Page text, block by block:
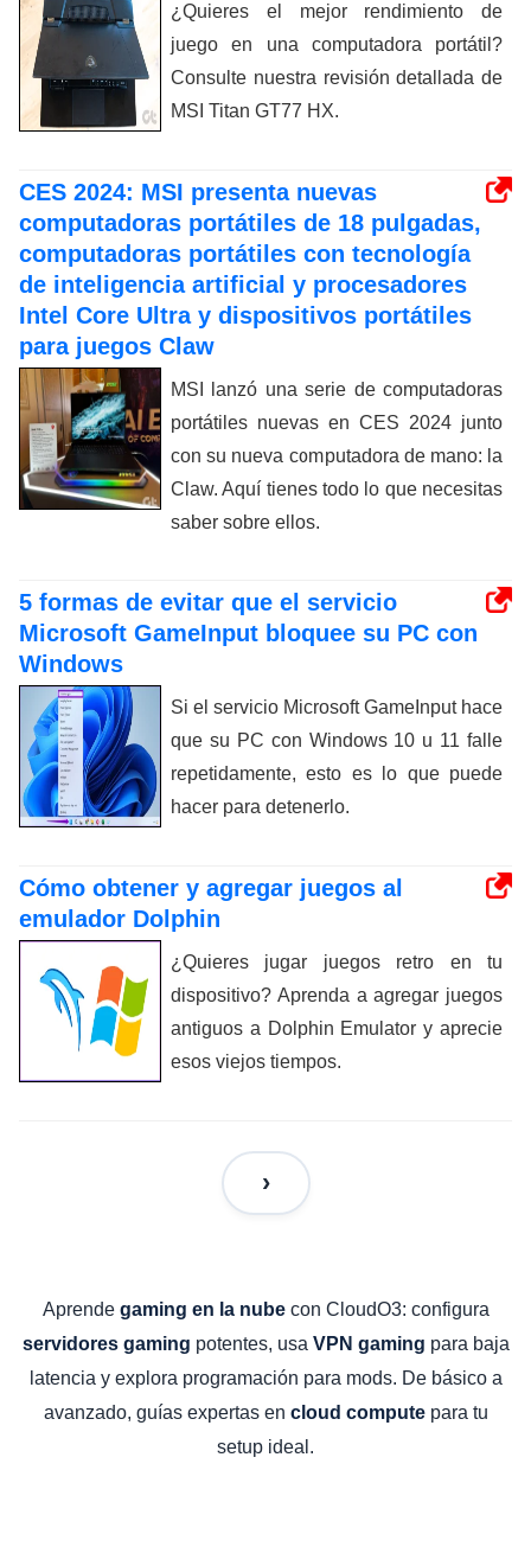
¿Quieres el mejor rendimiento de
juego en una computadora portátil?
Consulte nuestra revisión detallada de
MSI Titan GT77 HX.
CES 2024: MSI presenta nuevas
computadoras portátiles de 18 pulgadas,
computadoras portátiles con tecnología
de inteligencia artificial y procesadores
Intel Core Ultra y dispositivos portátiles
para juegos Claw
MSI lanzó una serie de computadoras
portátiles nuevas en CES 2024 junto
con su nueva computadora de mano: la
Claw. Aquí tienes todo lo que necesitas
saber sobre ellos.
5 formas de evitar que el servicio
Microsoft GameInput bloquee su PC con
Windows
Si el servicio Microsoft GameInput hace
que su PC con Windows 10 u 11 falle
repetidamente, esto es lo que puede
hacer para detenerlo.
Cómo obtener y agregar juegos al
emulador Dolphin
¿Quieres jugar juegos retro en tu
dispositivo? Aprenda a agregar juegos
antiguos a Dolphin Emulator y aprecie
esos viejos tiempos.
Aprende gaming en la nubecon CloudO3: configura
servidores gaming potentes, usa VPN gaming para baja
latencia y explora programación para mods. De básico a
avanzado, guías expertas en cloud computepara tu
setup ideal.